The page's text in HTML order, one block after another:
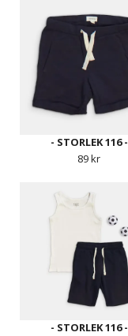
- STORLEK 116 -
89 kr
- STORLEK 116 -